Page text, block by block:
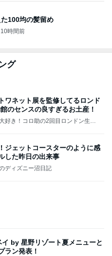
100均の髪留め
10時間前
グ
ワネット展を監修してるロンド
のセンスの良すぎるお土産！
好き！コロ助の2回目ロンドン生活
ジェットコースターのように感
した昨日の出来事
ディズニー沼日記
イ by 星野リゾート夏メニューと
ラン発表！